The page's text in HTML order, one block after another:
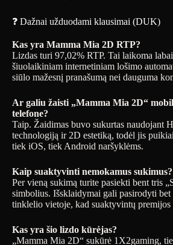
❓ Dažnai užduodami klausimai (DUK)
Kas yra Mamma Mia 2D RTP?
Lizdas turi 97,02% RTP. Tai laikoma
šiuolaikiniam internetiniam lošimo
siūlo mažesnį pranašumą nei dauguma
Ar galiu žaisti „Mamma Mia 2D“
telefone?
Taip. Žaidimas buvo sukurtas naudojant
technologiją ir 2D estetiką, todėl jis
tiek iOS, tiek Android naršyklėms.
Kaip suaktyvinti nemokamus sukimus?
Per vieną sukimą turite pasiekti bent tris
simbolius. Išsklaidymai gali pasirodyti
tinklelio vietoje, kad suaktyvintų premijos
Kas yra šio lizdo kūrėjas?
„Mamma Mia 2D“ sukūrė 1X2gaming,